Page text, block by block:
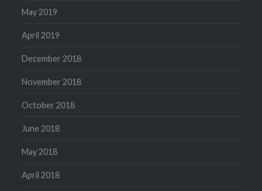
May 2019
April 2019
December 2018
November 2018
October 2018
June 2018
May 2018
April 2018